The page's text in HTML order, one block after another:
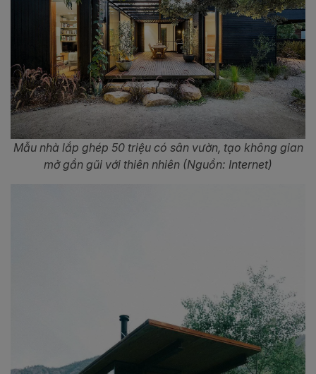
Mẫu nhà lắp ghép 50 triệu có sân vườn, tạo không gian
mở gần gũi với thiên nhiên (Nguồn: Internet)